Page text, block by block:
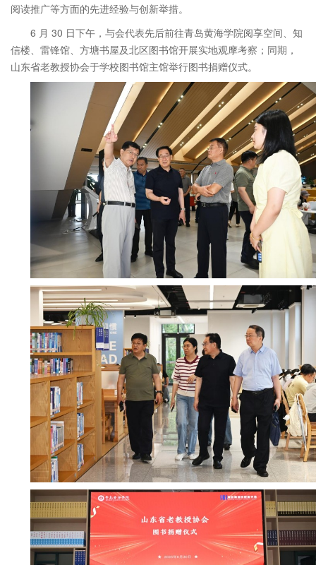
阅读推广等方面的先进经验与创新举措。
6 月 30 日下午，与会代表先后前往青岛黄海学院阅享空间、知
信楼、雷锋馆、方塘书屋及北区图书馆开展实地观摩考察；同期，
山东省老教授协会于学校图书馆主馆举行图书捐赠仪式。